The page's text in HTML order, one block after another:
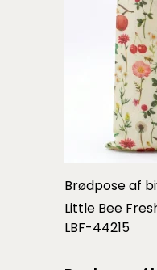
Brødpose af
Little Bee
LBF-44215